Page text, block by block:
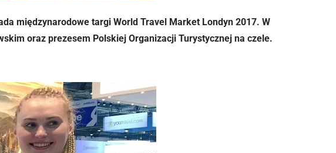
międzynarodowe targi World Travel Market Londyn 2017. W
oraz prezesem Polskiej Organizacji Turystycznej na czele.